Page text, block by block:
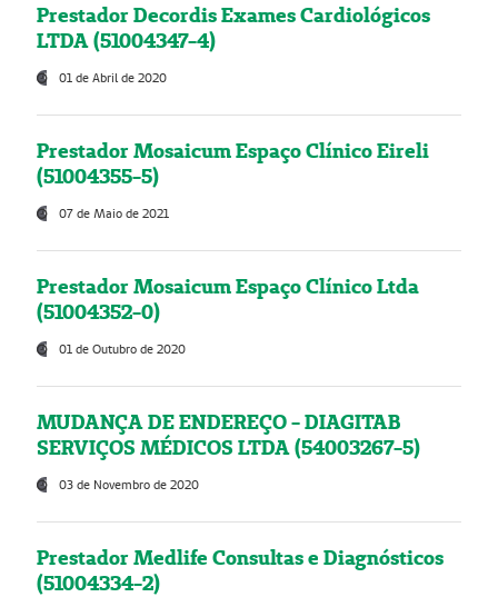
Prestador Decordis Exames Cardiológicos
LTDA (51004347-4)
01 de Abril de 2020
Prestador Mosaicum Espaço Clínico Eireli
(51004355-5)
07 de Maio de 2021
Prestador Mosaicum Espaço Clínico Ltda
(51004352-0)
01 de Outubro de 2020
MUDANÇA DE ENDEREÇO - DIAGITAB
SERVIÇOS MÉDICOS LTDA (54003267-5)
03 de Novembro de 2020
Prestador Medlife Consultas e Diagnósticos
(51004334-2)